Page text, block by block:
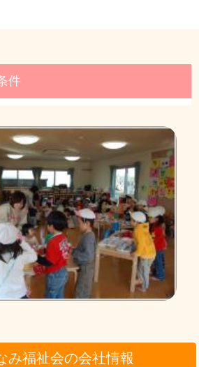
件
み福祉会の会社情報